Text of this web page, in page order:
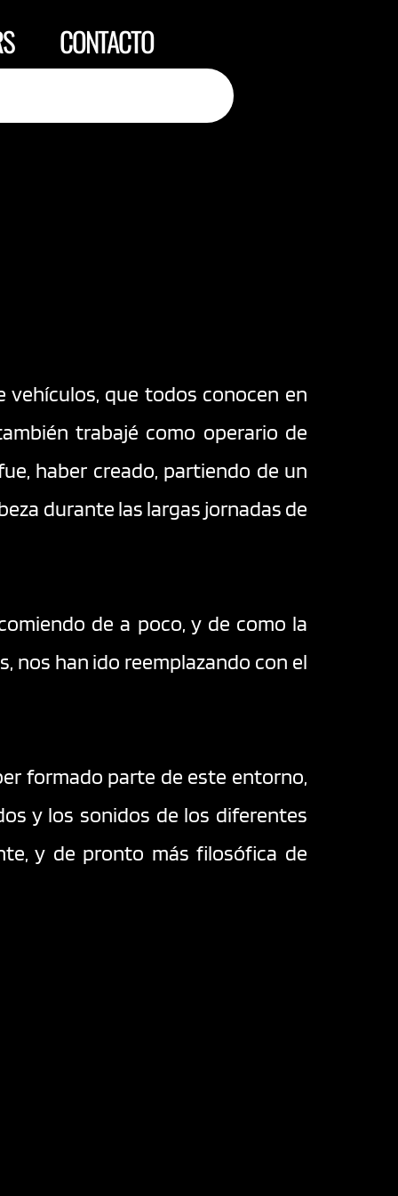
CONTACTO
que todos conocen en
trabajé como operario de
haber creado, partiendo de un
durante las largas jornadas de
de a poco, y de como la
nos han ido reemplazando con el
formado parte de este entorno,
y los sonidos de los diferentes
y de pronto más filosófica de